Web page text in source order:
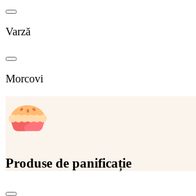
Varză
Morcovi
Produse de panificație